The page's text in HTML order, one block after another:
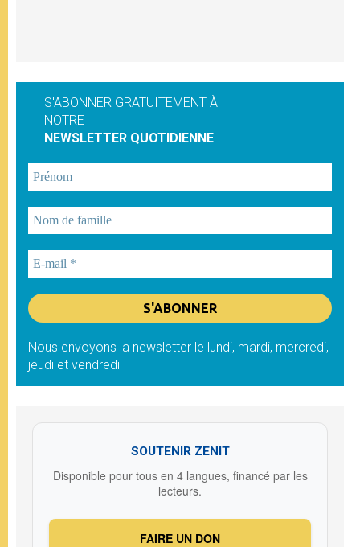
S'ABONNER GRATUITEMENT À
NOTRE
NEWSLETTER QUOTIDIENNE
Nous envoyons la newsletter le lundi, mardi, mercredi,
jeudi et vendredi
SOUTENIR ZENIT
Disponible pour tous en 4 langues, financé par les
lecteurs.
FAIRE UN DON